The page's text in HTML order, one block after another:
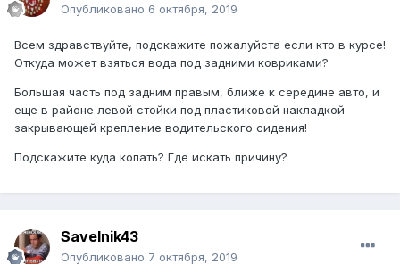
Опубликовано 6 октября, 2019
Всем здравствуйте, подскажите пожалуйста если кто в курсе!
Откуда может взяться вода под задними ковриками?
Большая часть под задним правым, ближе к середине авто, и
еще в районе левой стойки под пластиковой накладкой
закрывающей крепление водительского сидения!
Подскажите куда копать? Где искать причину?
Savelnik43
Опубликовано 7 октября, 2019